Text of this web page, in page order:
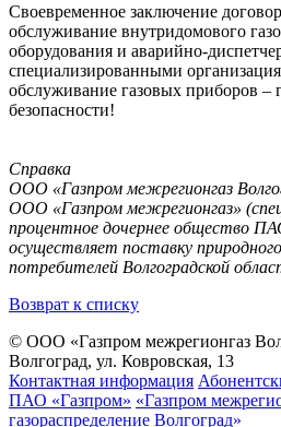
Своевременное заключение
обслуживание внутридомового
оборудования и аварийно-
специализированными
обслуживание газовых приборов –
безопасности!
Справка
ООО «Газпром межрегионгаз
ООО «Газпром межрегионгаз»
процентное дочернее общество
осуществляет поставку
потребителей Волгоградской
Возврат к списку
© ООО «Газпром межрегионгаз
Волгоград, ул. Ковровская, 13
Контактная информация
ПАО «Газпром» «Газпром
газораспределение Волгоград»